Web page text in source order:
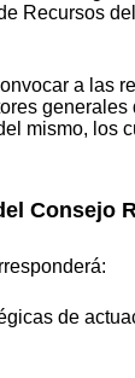
Recursos
a las
generales
mismo, los
Consejo
de